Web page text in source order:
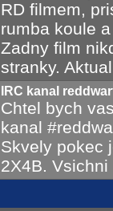
RD filmem,
rumba koule
Zadny film
stranky.
IRC kanal
Chtel bych
kanal
Skvely pokec
2X4B.